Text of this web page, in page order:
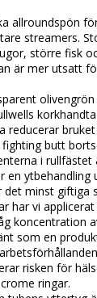
allroundspön
streamers.
större fisk
är mer utsatt
olivengrön
reducerar
butt
i rullfästet
en ytbehandling
minst giftiga
har vi
koncentration
som en
risken för
ringar.